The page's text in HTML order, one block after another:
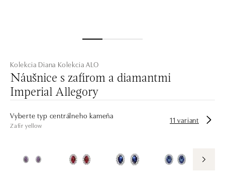
Kolekcia Diana Kolekcia ALO
Náušnice s zafírom a diamantmi
Imperial Allegory
Vyberte typ centrálneho kameňa
Zafír yellow
11 variant